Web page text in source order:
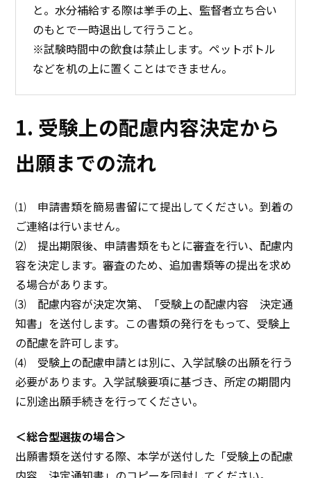
と。水分補給する際は挙手の上、監督者立ち合い
のもとで一時退出して行うこと。
※試験時間中の飲食は禁止します。ペットボトル
などを机の上に置くことはできません。
1. 受験上の配慮内容決定から
出願までの流れ
⑴ 申請書類を簡易書留にて提出してください。到着の
ご連絡は行いません。
⑵ 提出期限後、申請書類をもとに審査を行い、配慮内
容を決定します。審査のため、追加書類等の提出を求め
る場合があります。
⑶ 配慮内容が決定次第、「受験上の配慮内容 決定通
知書」を送付します。この書類の発行をもって、受験上
の配慮を許可します。
⑷ 受験上の配慮申請とは別に、入学試験の出願を行う
必要があります。入学試験要項に基づき、所定の期間内
に別途出願手続きを行ってください。
＜総合型選抜の場合＞
出願書類を送付する際、本学が送付した「受験上の配慮